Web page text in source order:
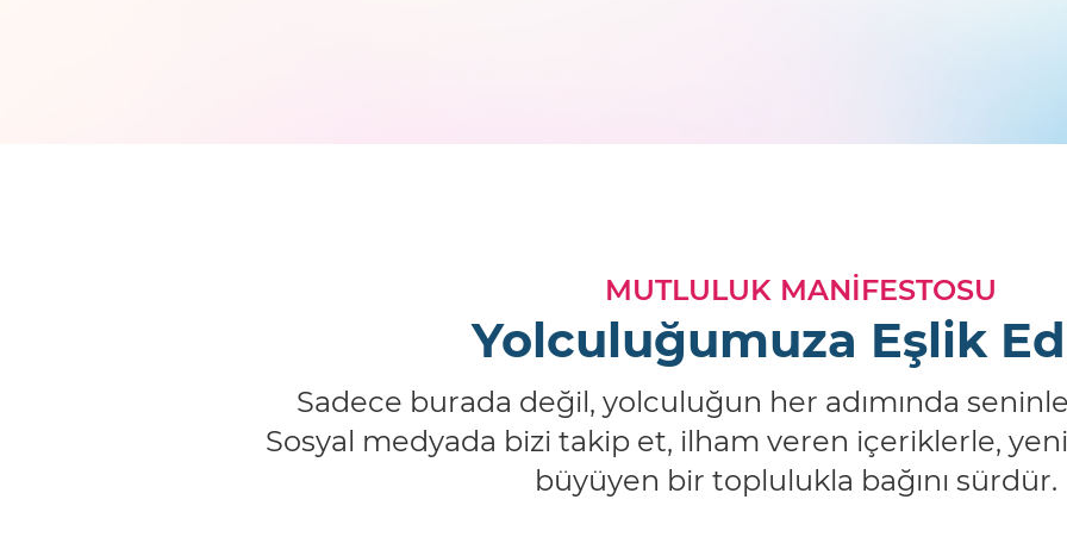
MUTLULUK MANİFESTOSU
Yolculuğumuza Eşlik
Sadece burada değil, yolculuğun her adımında
Sosyal medyada bizi takip et, ilham veren içeriklerle,
büyüyen bir toplulukla bağını sürdür.